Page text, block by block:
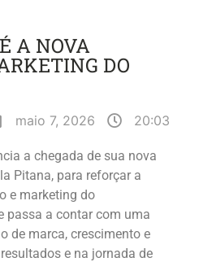
A NOVA
DO
maio 7, 2026 20:03
a chegada de sua nova
Pitana, para reforçar a
e marketing do
passa a contar com uma
de marca, crescimento e
e na jornada de